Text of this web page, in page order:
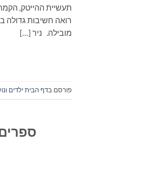
תעשיית ההייטק,
רואה חשיבות גדולה
מובילה. ניר […]
פורסם בדף הבית ילדים
ספרים